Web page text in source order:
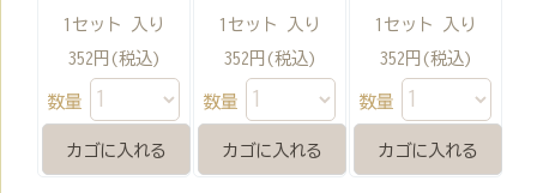
1セット 入り
352円(税込)
数量
1セット 入り
352円(税込)
数量
1セット 入り
352円(税込)
数量